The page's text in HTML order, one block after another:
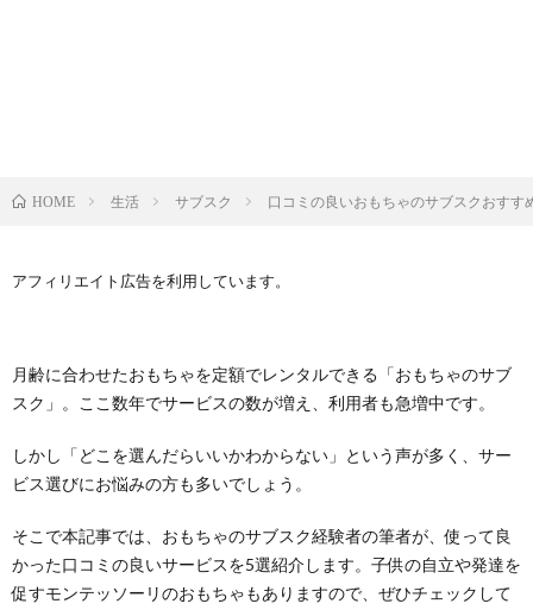
HOME 生活 サブスク 口コミの良いおもちゃのサブスクおす
アフィリエイト広告を利用しています。
月齢に合わせたおもちゃを定額でレンタルできる「おもちゃのサブ
スク」。ここ数年でサービスの数が増え、利用者も急増中です。
しかし「どこを選んだらいいかわからない」という声が多く、サー
ビス選びにお悩みの方も多いでしょう。
そこで本記事では、おもちゃのサブスク経験者の筆者が、使って良
かった口コミの良いサービスを5選紹介します。子供の自立や発達を
促すモンテッソーリのおもちゃもありますので、ぜひチェックして